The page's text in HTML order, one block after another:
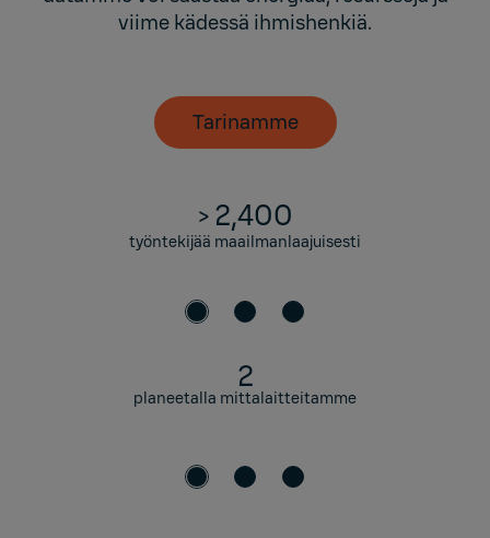
viime kädessä ihmishenkiä.
Tarinamme
> 2,400
työntekijää maailmanlaajuisesti
2
planeetalla mittalaitteitamme